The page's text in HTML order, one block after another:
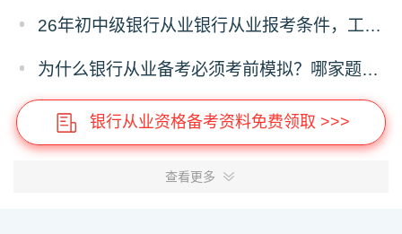
26年初中级银行从业银行从业报考条件，工作年限有没有要求？
为什么银行从业备考必须考前模拟？哪家题库可机考模拟呢？
银行从业资格备考资料免费领取 >>>
查看更多